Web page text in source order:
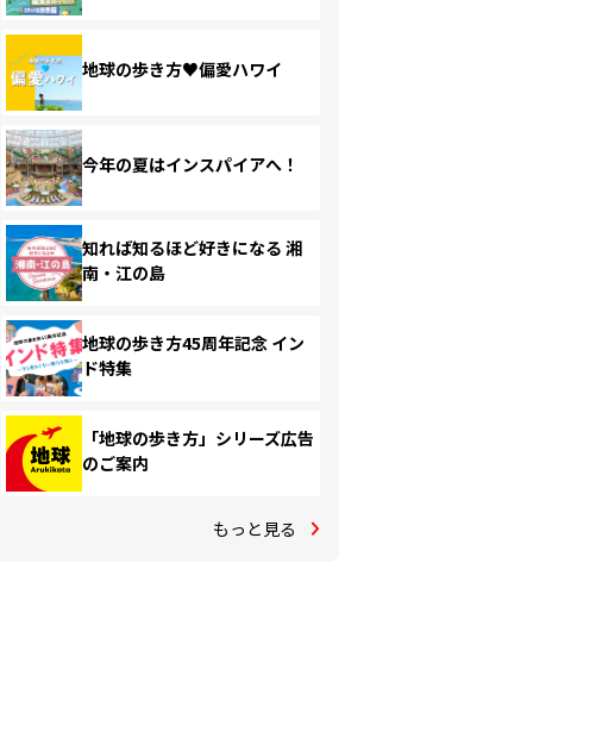
地球の歩き方♥偏愛ハワイ
今年の夏はインスパイアへ！
知れば知るほど好きになる 湘
南・江の島
地球の歩き方45周年記念 イン
ド特集
「地球の歩き方」シリーズ広告
のご案内
もっと見る